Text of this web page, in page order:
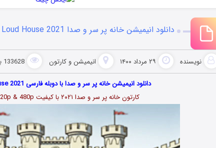
دانلود انیمیشن خانه پر سر و صدا The Loud House 2021
نویسنده ۲۹ مرداد ۱۴۰۰ انیمیشن و کارتون 133628 بازدید
دانلود انیمیشن خانه پر سر و صدا با دوبله فارسی The Loud House 2021
کارتون خانه پر سر و صدا ۲۰۲۱
با کیفیت 1080p & 720p & 480p